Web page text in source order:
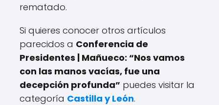
rematado.
Si quieres conocer otros artículos
parecidos a Conferencia de
Presidentes | Mañueco: “Nos vamos
con las manos vacías, fue una
decepción profunda” puedes visitar la
categoría Castilla y León.